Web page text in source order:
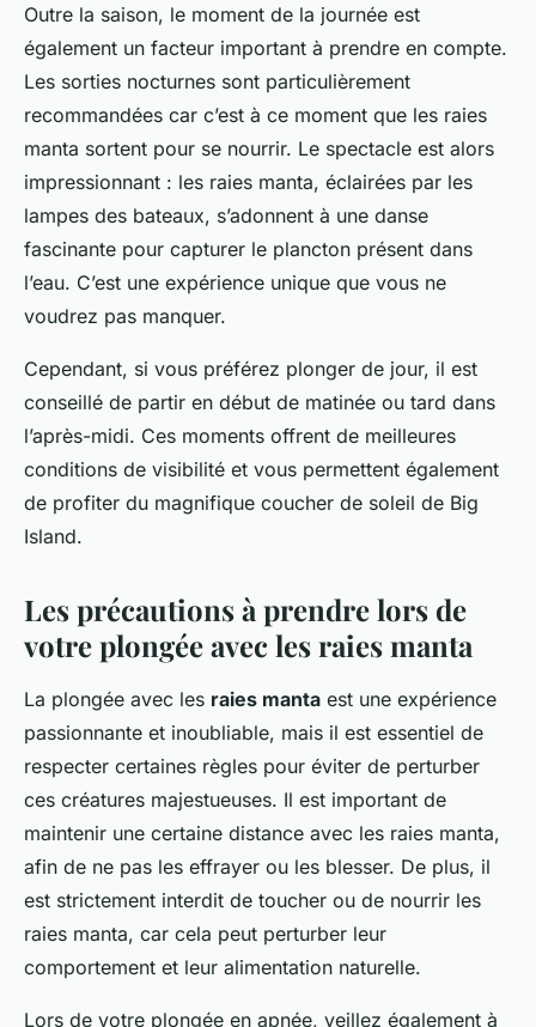
Outre la saison, le moment de la journée est
également un facteur important à prendre en compte.
Les sorties nocturnes sont particulièrement
recommandées car c’est à ce moment que les raies
manta sortent pour se nourrir. Le spectacle est alors
impressionnant : les raies manta, éclairées par les
lampes des bateaux, s’adonnent à une danse
fascinante pour capturer le plancton présent dans
l’eau. C’est une expérience unique que vous ne
voudrez pas manquer.
Cependant, si vous préférez plonger de jour, il est
conseillé de partir en début de matinée ou tard dans
l’après-midi. Ces moments offrent de meilleures
conditions de visibilité et vous permettent également
de profiter du magnifique coucher de soleil de Big
Island.
Les précautions à prendre lors de
votre plongée avec les raies manta
La plongée avec les raies manta est une expérience
passionnante et inoubliable, mais il est essentiel de
respecter certaines règles pour éviter de perturber
ces créatures majestueuses. Il est important de
maintenir une certaine distance avec les raies manta,
afin de ne pas les effrayer ou les blesser. De plus, il
est strictement interdit de toucher ou de nourrir les
raies manta, car cela peut perturber leur
comportement et leur alimentation naturelle.
Lors de votre plongée en apnée, veillez également à